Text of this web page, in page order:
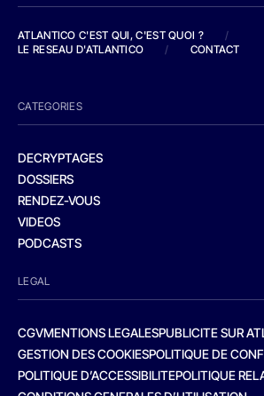
ATLANTICO C'EST QUI, C'EST QUOI ?
/
LE RESEAU D'ATLANTICO
/ CONTACT
CATEGORIES
DECRYPTAGES
DOSSIERS
RENDEZ-VOUS
VIDEOS
PODCASTS
LEGAL
CGVMENTIONS LEGALESPUBLICITE SUR
GESTION DES COOKIESPOLITIQUE DE
POLITIQUE D’ACCESSIBILITEPOLITIQUE